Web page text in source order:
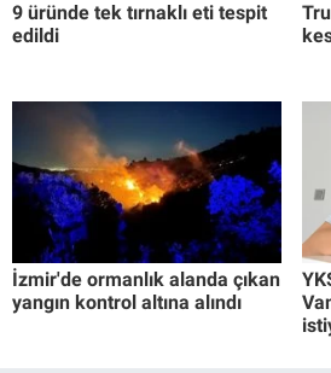
9 üründe tek tırnaklı eti tespit
edildi
İzmir'de ormanlık alanda çıkan
yangın kontrol altına alındı